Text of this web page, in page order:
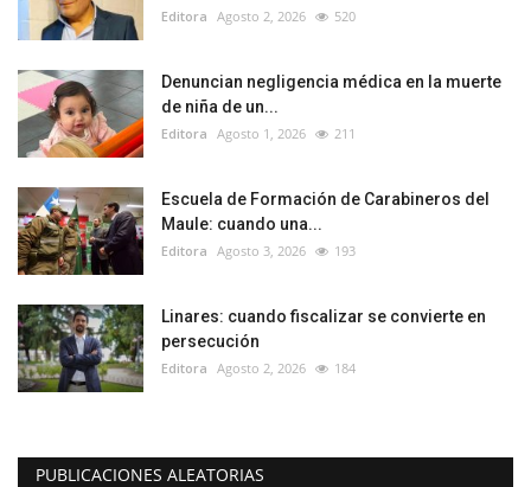
Editora Agosto 2, 2026 520
Denuncian negligencia médica en la muerte
de niña de un...
Editora Agosto 1, 2026 211
Escuela de Formación de Carabineros del
Maule: cuando una...
Editora Agosto 3, 2026 193
Linares: cuando fiscalizar se convierte en
persecución
Editora Agosto 2, 2026 184
PUBLICACIONES ALEATORIAS